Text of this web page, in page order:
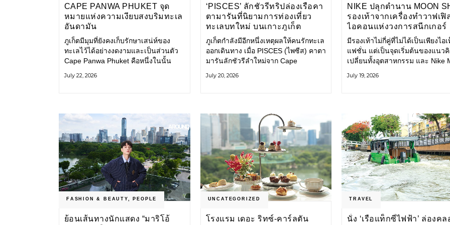
CAPE PANWA PHUKET จุด
หมายแห่งความเงียบสงบริมทะเล
อันดามัน
ภูเก็ตมีมุมที่ยังคงเก็บรักษาเสน่ห์ของ
ทะเลไว้ได้อย่างงดงามและเป็นส่วนตัว
Cape Panwa Phuket คือหนึ่งในนั้น
& Kantary Hotels ตั้งอยู่บนแหลมพันวา
July 22, 2026
‘PISCES’ ลักชัวรีทริปล่องเรือคา
ตามารันที่นิยามการท่องเที่ยว
ทะเลบทใหม่ บนเกาะภูเก็ต
ภูเก็ตกำลังมีอีกหนึ่งเหตุผลให้คนรักทะเล
ออกเดินทาง เมื่อ PISCES (ไพซีส) คาตา
มารันลักชัวรีลำใหม่จาก Cape
ทะเลอันดามันและอ่าวพังงาในมุมที่ต่าง
เป็นส่วนหนึ่งของการเดินทาง ทั้งงาน
บริการ สิ่งอำนวยความสะดวก
July 20, 2026
NIKE ปลุกตำนาน MOON
รองเท้าจากเครื่องทำวาฟเฟิ
ไอคอนแห่งวงการสนีกเกอร์
มีรองเท้าไม่กี่คู่ที่ไม่ได้เป็นเพียงไอ
แฟชั่น แต่เป็นจุดเริ่มต้นของแนว
เปลี่ยนทั้งอุตสาหกรรม และ Nike
ไอคอนที่ถือกำเนิดเมื่อกว่าครึ่งศต
Nike
July 19, 2026
FASHION & BEAUTY PEOPLE
ย้อนเส้นทางนักแสดง “มาริโอ้
UNCATEGORIZED
โรงแรม เดอะ ริทซ์-คาร์ลตัน
TRAVEL
นั่ง ‘เรือแท็กซี่ไฟฟ้า’ ล่องคล